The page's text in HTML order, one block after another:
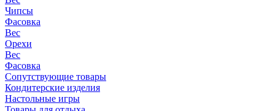
Чипсы
Фасовка
Вес
Орехи
Вес
Фасовка
Сопутствующие товары
Кондитерские изделия
Настольные игры